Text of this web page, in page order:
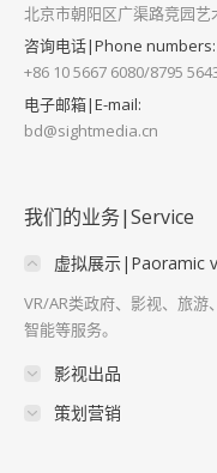
北京市朝阳区广渠路竞园艺
咨询电话|Phone numbers:
+86 10 5667 6080/8795
电子邮箱|E-mail:
bd@sightmedia.cn
我们的业务|Service
虚拟展示|Paoramic
VR/AR类政府、影视、旅
智能等服务。
影视出品
策划营销